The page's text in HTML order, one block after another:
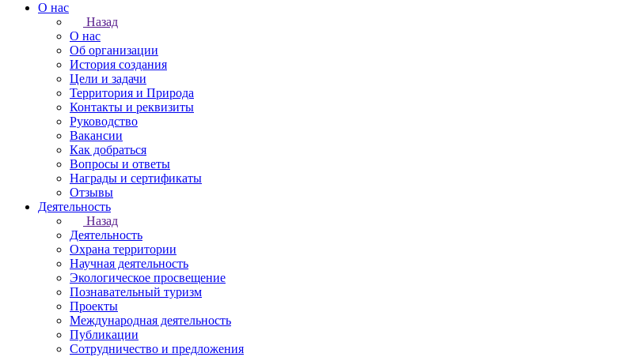
О нас
Назад
О нас
Об организации
История создания
Цели и задачи
Территория и Природа
Контакты и реквизиты
Руководство
Вакансии
Как добраться
Вопросы и ответы
Награды и сертификаты
Отзывы
Деятельность
Назад
Деятельность
Охрана территории
Научная деятельность
Экологическое просвещение
Познавательный туризм
Проекты
Международная деятельность
Публикации
Сотрудничество и предложения